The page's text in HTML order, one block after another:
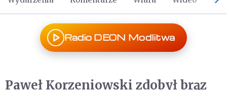
Radio DEON Modlitwa
Paweł Korzeniowski zdobył brąz